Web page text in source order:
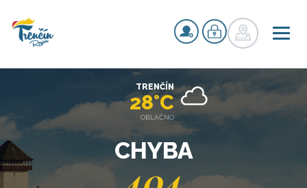
CHYBA
TRENČÍN
28°C
OBLAČNO